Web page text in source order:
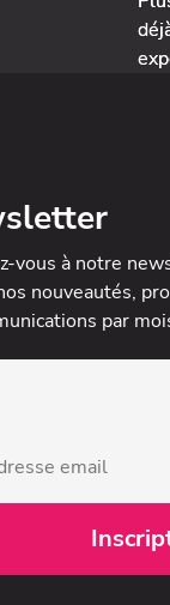
vous à notre
nouveautés,
par